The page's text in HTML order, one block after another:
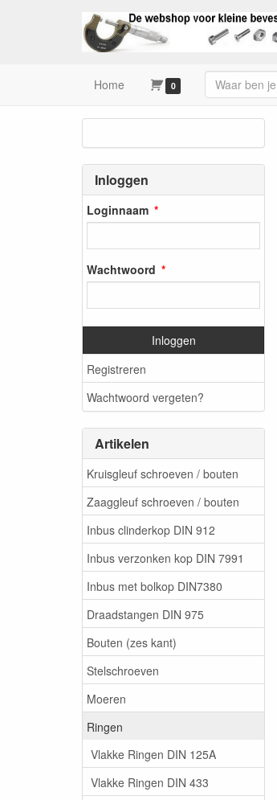
Home 0
Inloggen
Loginnaam
Wachtwoord
Inloggen
Registreren
Wachtwoord vergeten?
Artikelen
Kruisgleuf schroeven / bouten
Zaaggleuf schroeven / bouten
Inbus clinderkop DIN 912
Inbus verzonken kop DIN 7991
Inbus met bolkop DIN7380
Draadstangen DIN 975
Bouten (zes kant)
Stelschroeven
Moeren
Ringen
Vlakke Ringen DIN 125A
Vlakke Ringen DIN 433